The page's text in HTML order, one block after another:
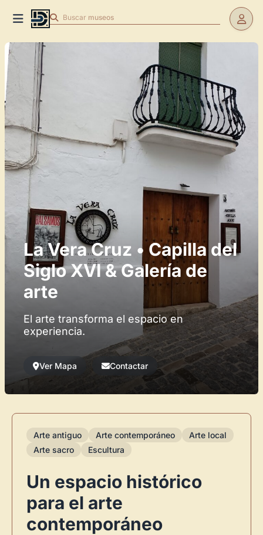
Buscar museos
La Vera Cruz • Capilla del
Siglo XVI & Galería de
arte
El arte transforma el espacio en
experiencia.
Ver Mapa Contactar
Arte antiguo Arte contemporáneo
Arte local
Arte sacro
Escultura
Un espacio histórico
para el arte
contemporáneo